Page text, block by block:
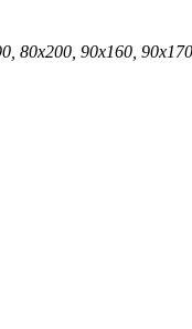
80х200, 90х160,